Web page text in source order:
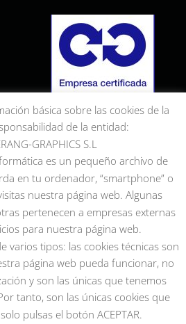
básica sobre las cookies de la
de la entidad:
GRAPHICS S.L
es un pequeño archivo de
en tu ordenador, “smartphone” o
nuestra página web. Algunas
pertenecen a empresas externas
para nuestra página web.
varios tipos: las cookies técnicas son
página web pueda funcionar, no
y son las únicas que tenemos
tanto, son las únicas cookies que
pulsas el botón ACEPTAR.